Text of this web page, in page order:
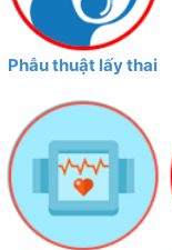
Phẫu thuật lấy thai